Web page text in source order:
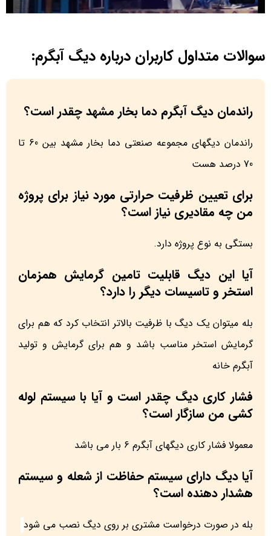
سوالات متداول کاربران درباره دیگ آبگرم:
راندمان دیگ آبگرم دما بخار مشهد چقدر است؟
راندمان دیگهای مجموعه صنعتی دما بخار مشهد بین 60 تا
70 درصد هست
برای تعیین ظرفیت حرارتی مورد نیاز برای پروژه
من چه مقادیری نیاز است؟
بستگی به نوع پروژه دارد.
آیا این دیگ قابلیت تامین گرمایش همزمان
استخر و تاسیسات دیگر را دارد؟
بله میتوان یک دیگ با ظرفیت بالاتر انتخاب کرد که هم برای
گرمایش استخر مناسب باشد و هم برای گرمایش و تولید
آبگرم خانه
فشار کاری دیگ چقدر است و آیا با سیستم لوله
کشی من سازگار است؟
معمولا فشار کاری دیگهای آبگرم 6 بار می باشد
آیا دیگ دارای سیستم حفاظت از شعله و سیستم
هشدار دهنده است؟
بله در صورت درخواست مشتری بر روی دیگ نصب می شود